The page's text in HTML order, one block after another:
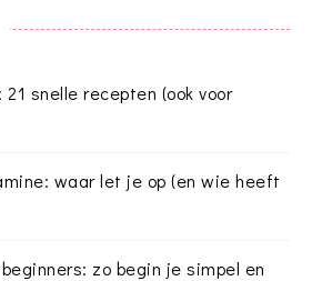
snelle recepten (ook voor
waar let je op (en wie heeft
zo begin je simpel en